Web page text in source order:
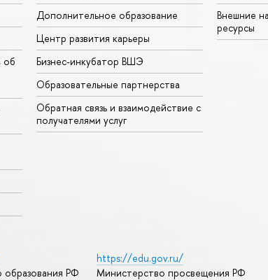
об
Дополнительное образование
Центр развития карьеры
Бизнес-инкубатор ВШЭ
Образовательные партнерства
Обратная связь и взаимодействие с
получателями услуг
Внешние
ресурсы
образования РФ
https://edu.gov.ru/
Министерство просвещения РФ